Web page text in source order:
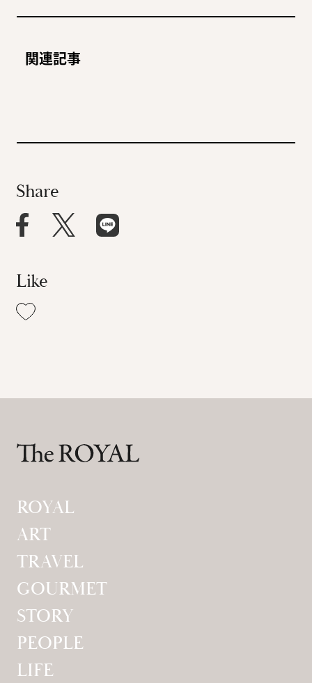
関連記事
ド・デザインがいっぱい。
“大阪の迎賓館”進化し続け
るホテルの新しい顔。
Share
Like
ROYAL
ART
TRAVEL
GOURMET
STORY
PEOPLE
LIFE